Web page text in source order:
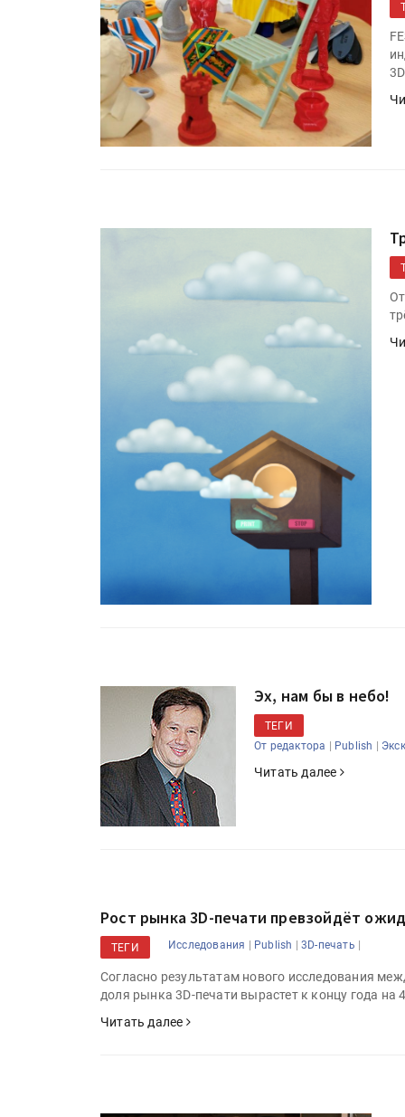
Эх, нам бы в небо!
ТЕГИ
От редактора | Publish |
Читать далее
Рост рынка 3D-печати превзойдёт
ТЕГИ Исследования | Publish |3D-печать |
Согласно результатам нового исследования
доля рынка 3D-печати вырастет к концу года на
Читать далее